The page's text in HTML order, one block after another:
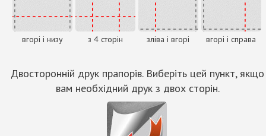
вгорі і низу з 4 сторін зліва і вгорі вгорі і справа
Двосторонній друк прапорів. Виберіть цей пункт, якщо
вам необхідний друк з двох сторін.